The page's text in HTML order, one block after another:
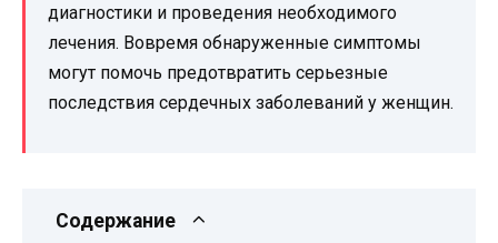
диагностики и проведения необходимого
лечения. Вовремя обнаруженные симптомы
могут помочь предотвратить серьезные
последствия сердечных заболеваний у женщин.
Содержание